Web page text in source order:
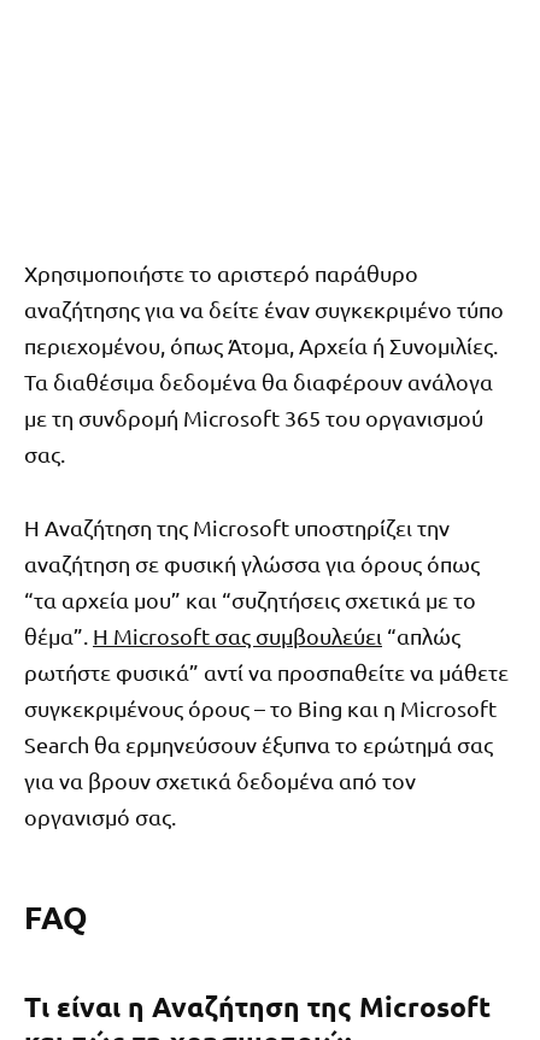
Χρησιμοποιήστε το αριστερό παράθυρο
αναζήτησης για να δείτε έναν συγκεκριμένο τύπο
περιεχομένου, όπως Άτομα, Αρχεία ή Συνομιλίες.
Τα διαθέσιμα δεδομένα θα διαφέρουν ανάλογα
με τη συνδρομή Microsoft 365 του οργανισμού
σας.
Η Αναζήτηση της Microsoft υποστηρίζει την
αναζήτηση σε φυσική γλώσσα για όρους όπως
“τα αρχεία μου” και “συζητήσεις σχετικά με το
θέμα”. Η Microsoft σας συμβουλεύει “απλώς
ρωτήστε φυσικά” αντί να προσπαθείτε να μάθετε
συγκεκριμένους όρους – το Bing και η Microsoft
Search θα ερμηνεύσουν έξυπνα το ερώτημά σας
για να βρουν σχετικά δεδομένα από τον
οργανισμό σας.
FAQ
Τι είναι η Αναζήτηση της Microsoft